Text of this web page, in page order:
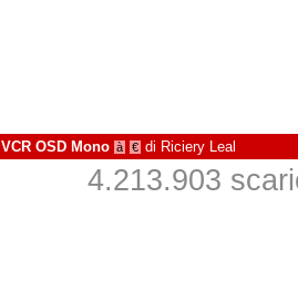
VCR OSD Mono à € di Riciery Leal
4.213.903